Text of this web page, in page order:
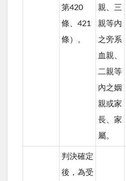
第420
條、421
條）。
親、三
親等內
之旁系
血親、
二親等
內之姻
親或家
長、家
屬。
判決確定
後，為受